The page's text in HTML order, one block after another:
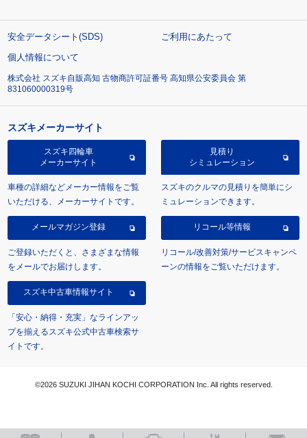
安全データシート(SDS)
ご利用にあたって
個人情報について
株式会社 スズキ自販高知 古物商許可証番号 高知県公安委員会 第
831060000319号
スズキメーカーサイト
スズキ四輪車
メーカーサイト
車種の詳細などメーカー情報をご覧
いただける、メーカーサイトです。
見積り
シミュレーション
スズキのクルマの見積りを簡単にシ
ミュレーションできます。
メールマガジン登録
ご登録いただくと、さまざまな情報
をメールでお届けします。
リコール等情報
リコール/改善対策/サービスキャンペ
ーンの情報をご覧いただけます。
スズキ中古車情報サイト
「安心・納得・充実」なラインアッ
プを揃えるスズキ公式中古車検索サ
イトです。
©2026 SUZUKI JIHAN KOCHI CORPORATION Inc. All rights reserved.